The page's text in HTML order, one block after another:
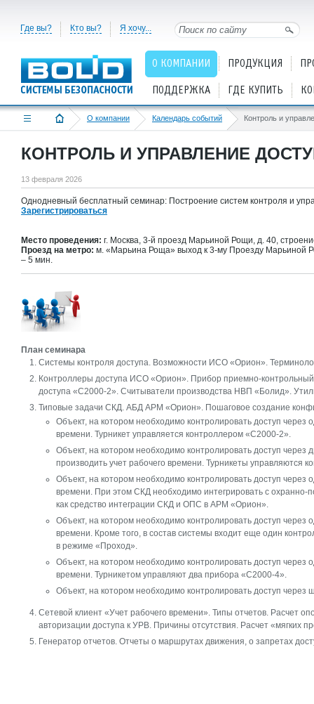
Где вы? Кто вы? Я хочу...
О КОМПАНИИ ПРОДУКЦИЯ
ПОДДЕРЖКА ГДЕ КУПИТЬ
О компании Календарь событий Контроль и
КОНТРОЛЬ И УПРАВЛЕНИЕ
13 февраля 2026
Однодневный бесплатный семинар: Построение систем контроля и
Зарегистрироваться
Место проведения: г. Москва, 3-й проезд Марьиной Рощи, д. 40,
Проезд на метро: м. «Марьина Роща» выход к 3-му Проезду Марьиной
– 5 мин.
План семинара
Системы контроля доступа. Возможности ИСО «Орион».
Контроллеры доступа ИСО «Орион». Прибор приемно-
доступа «С2000-2». Считыватели производства НВП «Болид».
Типовые задачи СКД. АБД АРМ «Орион». Пошаговое создание
Объект, на котором необходимо контролировать доступ через
времени. Турникет управляется контроллером «С2000-2».
Объект, на котором необходимо контролировать доступ через
производить учет рабочего времени. Турникеты управляются
Объект, на котором необходимо контролировать доступ через
времени. При этом СКД необходимо интегрировать с
как средство интеграции СКД и ОПС в АРМ «Орион».
Объект, на котором необходимо контролировать доступ через
времени. Кроме того, в состав системы входит еще один
в режиме «Проход».
Объект, на котором необходимо контролировать доступ через
времени. Турникетом управляют два прибора «С2000-4».
Объект, на котором необходимо контролировать доступ
Сетевой клиент «Учет рабочего времени». Типы отчетов. Расчет
авторизации доступа к УРВ. Причины отсутствия. Расчет «мягких
Генератор отчетов. Отчеты о маршрутах движения, о запретах